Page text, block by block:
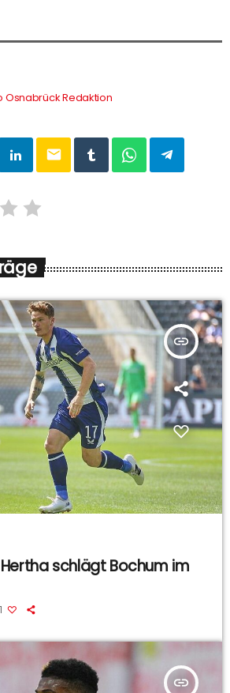
Osnabrück Redaktion
email
insert_link
schlägt Bochum im
1
insert_link